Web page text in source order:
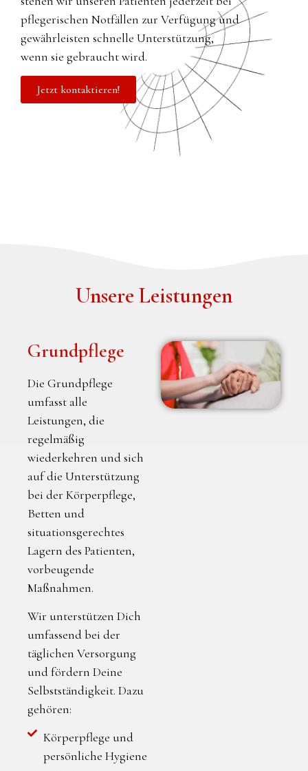
pflegerischen Notfällen zur Verfügung und
gewährleisten schnelle Unterstützung,
wenn sie gebraucht wird.
Jetzt kontaktieren!
Unsere Leistungen
Grundpflege
Die Grundpflege
umfasst alle
Leistungen, die
regelmäßig
wiederkehren und sich
auf die Unterstützung
bei der Körperpflege,
Betten und
situationsgerechtes
Lagern des Patienten,
vorbeugende
Maßnahmen.
Wir unterstützen Dich
umfassend bei der
täglichen Versorgung
und fördern Deine
Selbstständigkeit. Dazu
gehören:
Körperpflege und
persönliche Hygiene